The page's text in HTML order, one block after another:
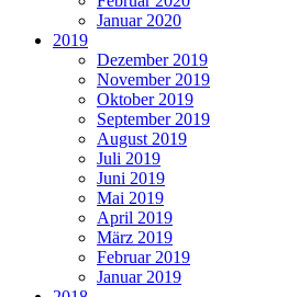
Januar 2020
2019
Dezember 2019
November 2019
Oktober 2019
September 2019
August 2019
Juli 2019
Juni 2019
Mai 2019
April 2019
März 2019
Februar 2019
Januar 2019